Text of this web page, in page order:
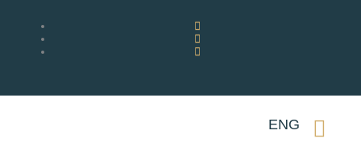
contenuto
ENG